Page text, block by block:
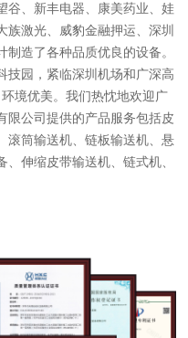
谷、新丰电器、康美药业、娃
族激光、威豹金融押运、深圳
造了各种品质优良的设备。
技园，紧临深圳机场和广深高
境优美。我们热忱地欢迎广
限公司提供的产品服务包括皮
滚筒输送机、链板输送机、悬
伸缩皮带输送机、链式机、